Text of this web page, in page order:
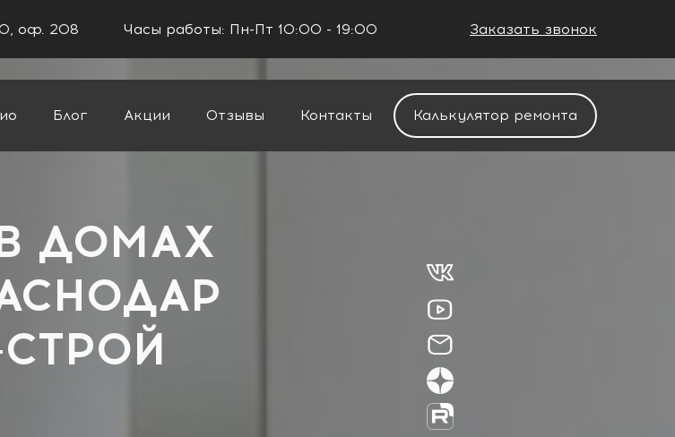
оф. 208 Часы работы: Пн-Пт 10:00 - 19:00 Заказать звонок
Блог Акции Отзывы Контакты
Калькулятор ремонта
ДОМАХ